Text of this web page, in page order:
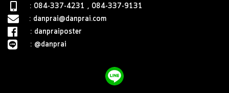
: 084-337-4231 , 084-337-9131
: danprai@danprai.com
: danpraiposter
: @danprai